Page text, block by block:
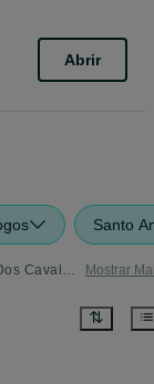
Abrir
Santo
Outros - Brinquedos e Jogos em Santo António Dos Cavaleiros E Frielas - tudo o que precisa Mostrar